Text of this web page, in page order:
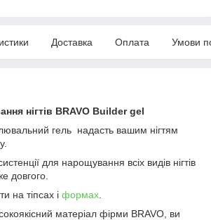
Доставка Оплата Умови
нігтів BRAVO Builder gel
гель надасть вашим нігтям
для нарощування всіх видів нігтів
довгого.
на тіпсах і формах
матеріал фірми BRAVO, ви